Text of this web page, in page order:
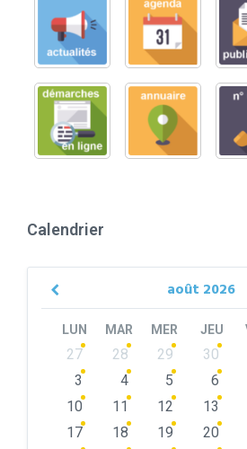
Calendrier
août 2026
Previous
LUN MAR MER JEU
Skip
calendar
27 28 29 30
3
4 5 6
10
11 12 13
17
18 19 20